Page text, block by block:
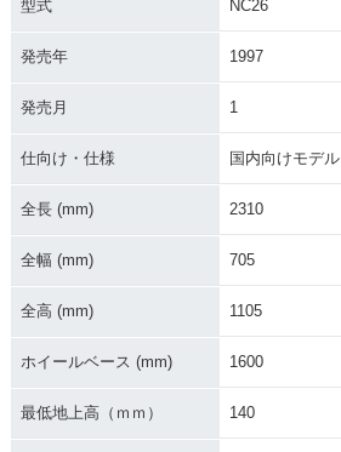
1996年 STEED 400
1996年 STEED 400
VCL・追加
フラットバータイ
型式 NC26
発売年 1997
発売月 1
仕向け・仕様 国内向けモデル
全長 (mm) 2310
全幅 (mm) 705
全高 (mm) 1105
ホイールベース (mm) 1600
最低地上高（ｍｍ） 140